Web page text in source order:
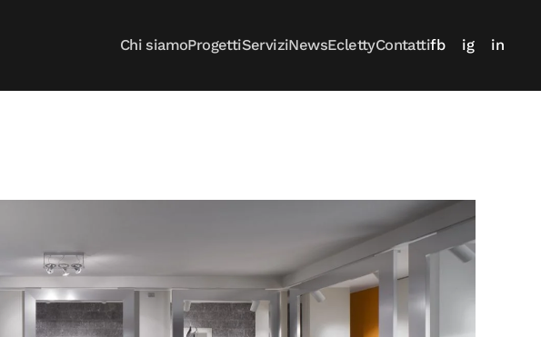
Chi siamoProgettiServiziNewsEclettyContattifb ig in